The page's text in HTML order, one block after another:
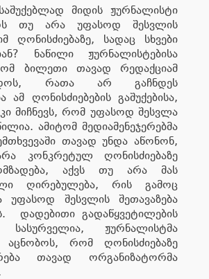
მიდის ჟურნალისტი
თუ არა უფასოდ შესვლის
ღონისძიებაზე, სადაც სხვები
ნაწილი ჟურნალისტებისა
ბილეთი თავად რედაქციამ
რათა არ გაჩნდეს
ამ ღონისძიებების გაშუქებისა,
მიჩნევს, რომ უფასოდ შესვლა
ამიტომ მედიამენეჯერებმა
თავად უნდა აწონონ,
კონკრეტულ ღონისძიებაზე
აქვს თუ არა მას
ღირებულება, რის გამოც
უფასოდ შესვლის შეთავაზება
დადებითი გადაწყვეტილების
სასურველია, ჟურნალისტმა
აცნობოს, რომ ღონისძიებაზე
თავად ორგანიზატორმა